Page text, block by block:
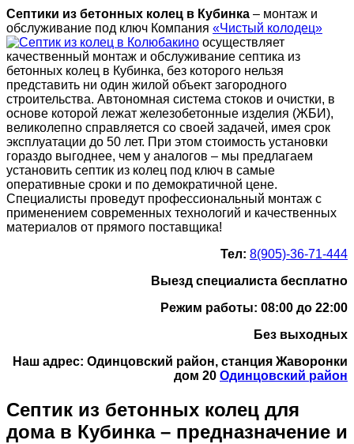
Септики из бетонных колец в Кубинка – монтаж и
обслуживание под ключ Компания «Чистый колодец»
осуществляет
качественный монтаж и обслуживание септика из
бетонных колец в Кубинка, без которого нельзя
представить ни один жилой объект загородного
строительства. Автономная система стоков и очистки, в
основе которой лежат железобетонные изделия (ЖБИ),
великолепно справляется со своей задачей, имея срок
эксплуатации до 50 лет. При этом стоимость установки
гораздо выгоднее, чем у аналогов – мы предлагаем
установить септик из колец под ключ в самые
оперативные сроки и по демократичной цене.
Специалисты проведут профессиональный монтаж с
применением современных технологий и качественных
материалов от прямого поставщика!
Тел: 8(905)-36-71-444
Выезд специалиста бесплатно
Режим работы: 08:00 до 22:00
Без выходных
Наш адрес: Одинцовский район, станция Жаворонки
дом 20 Одинцовский район
Септик из бетонных колец для
дома в Кубинка – предназначение и